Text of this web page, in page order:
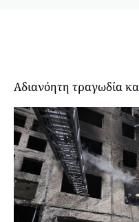
Αδιανόητη τραγωδία